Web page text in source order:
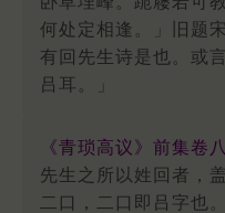
何处定相逢。」旧题
有回先生诗是也。或
吕耳。」
《青琐高议》前集卷
先生之所以姓回者，
二口，二口即吕字也。